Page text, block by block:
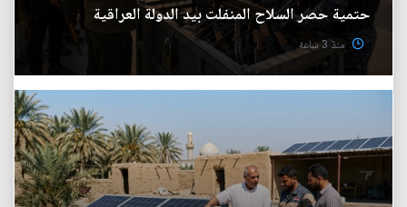
حتمية حصر السلاح المنفلت بيد الدولة العراقية
منذ 3 ساعة